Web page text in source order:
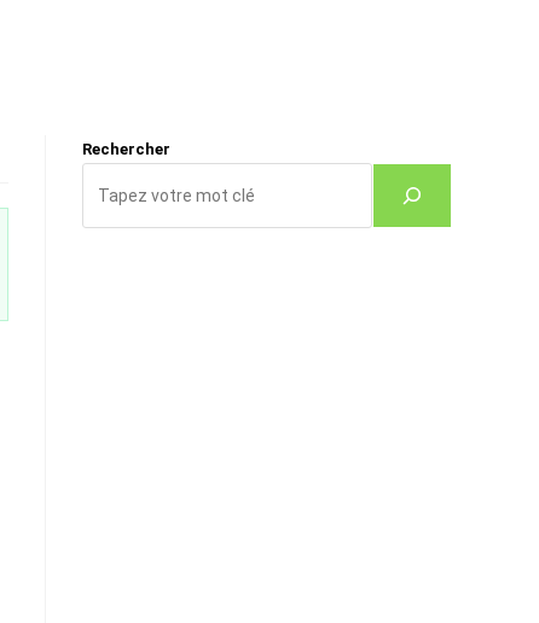
Rechercher